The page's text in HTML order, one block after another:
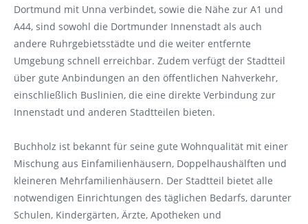
Dortmund mit Unna verbindet, sowie die Nähe zur A1 und
A44, sind sowohl die Dortmunder Innenstadt als auch
andere Ruhrgebietsstädte und die weiter entfernte
Umgebung schnell erreichbar. Zudem verfügt der Stadtteil
über gute Anbindungen an den öffentlichen Nahverkehr,
einschließlich Buslinien, die eine direkte Verbindung zur
Innenstadt und anderen Stadtteilen bieten.
Buchholz ist bekannt für seine gute Wohnqualität mit einer
Mischung aus Einfamilienhäusern, Doppelhaushälften und
kleineren Mehrfamilienhäusern. Der Stadtteil bietet alle
notwendigen Einrichtungen des täglichen Bedarfs, darunter
Schulen, Kindergärten, Ärzte, Apotheken und